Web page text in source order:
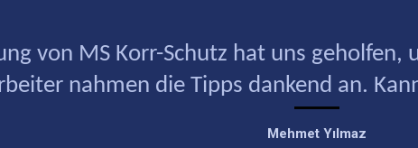
von MS Korr-Schutz hat uns
nahmen die Tipps dankend an.
Mehmet Yılmaz